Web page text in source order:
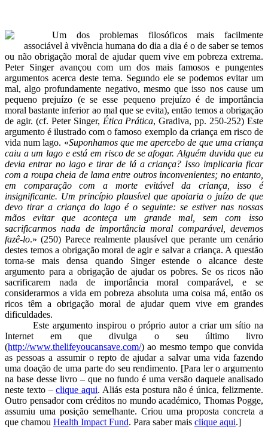
Um dos problemas filosóficos mais facilmente
associável à vivência humana do dia a dia é o de saber se temos
ou não obrigação moral de ajudar quem vive em pobreza extrema.
Peter Singer avançou com um dos mais famosos e pungentes
argumentos acerca deste tema. Segundo ele se podemos evitar um
mal, algo profundamente negativo, mesmo que isso nos cause um
pequeno prejuízo (e se esse pequeno prejuízo é de importância
moral bastante inferior ao mal que se evita), então temos a obrigação
de agir. (cf. Peter Singer, Ética Prática, Gradiva, pp. 250-252) Este
argumento é ilustrado com o famoso exemplo da criança em risco de
vida num lago. «Suponhamos que me apercebo de que uma criança
caiu a um lago e está em risco de se afogar. Alguém duvida que eu
devia entrar no lago e tirar de lá a criança? Isso implicaria ficar
com a roupa cheia de lama entre outros inconvenientes; no entanto,
em comparação com a morte evitável da criança, isso é
insignificante. Um princípio plausível que apoiaria o juízo de que
devo tirar a criança do lago é o seguinte: se estiver nas nossas
mãos evitar que aconteça um grande mal, sem com isso
sacrificarmos nada de importância moral comparável, devemos
fazê-lo.» (250) Parece realmente plausível que perante um cenário
destes temos a obrigação moral de agir e salvar a criança. A questão
torna-se mais densa quando Singer estende o alcance deste
argumento para a obrigação de ajudar os pobres. Se os ricos não
sacrificarem nada de importância moral comparável, e se
considerarmos a vida em pobreza absoluta uma coisa má, então os
ricos têm a obrigação moral de ajudar quem vive em grandes
dificuldades.
Este argumento inspirou o próprio autor a criar um sítio na
Internet em que divulga o seu último livro
(http://www.thelifeyoucansave.com/) ao mesmo tempo que convida
as pessoas a assumir o repto de ajudar a salvar uma vida fazendo
uma doação de uma parte do seu rendimento. [Para ler o argumento
na base desse livro – que no fundo é uma versão daquele analisado
neste texto –clique aqui. Aliás esta postura não é única, felizmente.
Outro pensador com créditos no mundo académico, Thomas Pogge,
assumiu uma posição semelhante. Criou uma proposta concreta a
que chamou Health Impact Fund. Para saber mais clique aqui.]